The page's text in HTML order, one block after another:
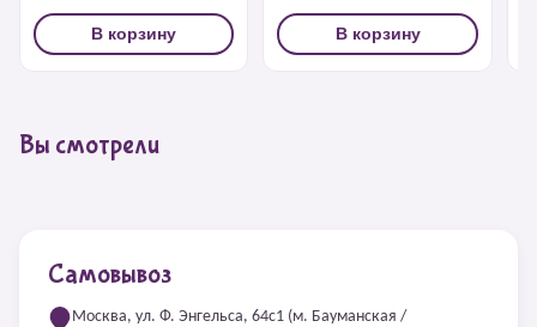
В корзину В корзину
Вы смотрели
Самовывоз
Москва, ул. Ф. Энгельса, 64с1 (м. Бауманская /